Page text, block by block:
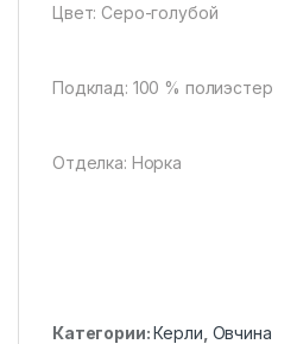
Цвет: Серо-голубой
Подклад: 100 % полиэстер
Отделка: Норка
Категории:Керли Овчина